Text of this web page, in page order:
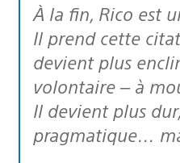
À la fin, Rico est un homme changé.
Il prend cette
devient plus
volontaire – à
Il devient plus
pragmatique…